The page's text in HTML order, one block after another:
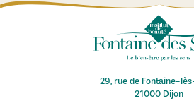
29, rue de Fontaine-
21000 Dijon